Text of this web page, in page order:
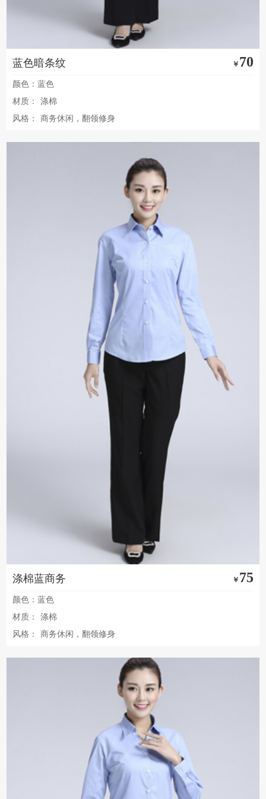
蓝色暗条纹 ￥ 70
颜色：蓝色
材质：
涤棉
风格：
商务休闲，翻领修身
涤棉蓝商务 ￥ 75
颜色：蓝色
材质：
涤棉
风格：
商务休闲，翻领修身